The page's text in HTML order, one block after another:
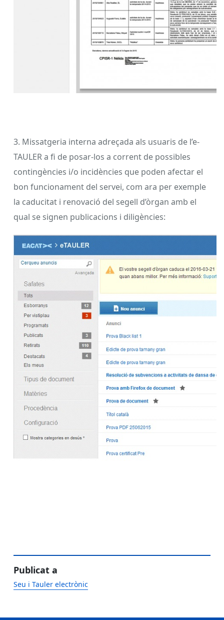
3. Missatgeria interna adreçada als usuaris de l’e-
TAULER a fi de posar-los a corrent de possibles
contingències i/o incidències que poden afectar el
bon funcionament del servei, com ara per exemple
la caducitat i renovació del segell d’òrgan amb el
qual se signen publicacions i diligències:
Publicat a
Seu i Tauler electrònic